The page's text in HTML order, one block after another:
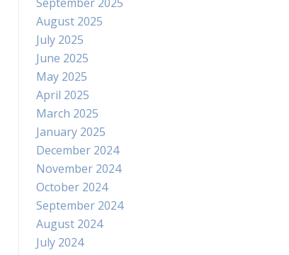
August 2025
July 2025
June 2025
May 2025
April 2025
March 2025
January 2025
December 2024
November 2024
October 2024
September 2024
August 2024
July 2024